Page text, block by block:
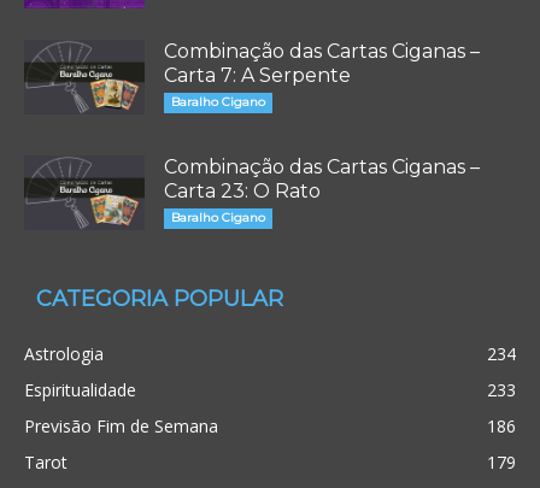
Combinação das Cartas Ciganas –
Carta 7: A Serpente
Baralho Cigano
Combinação das Cartas Ciganas –
Carta 23: O Rato
Baralho Cigano
CATEGORIA POPULAR
Astrologia
234
Espiritualidade
233
Previsão Fim de Semana
186
Tarot
179